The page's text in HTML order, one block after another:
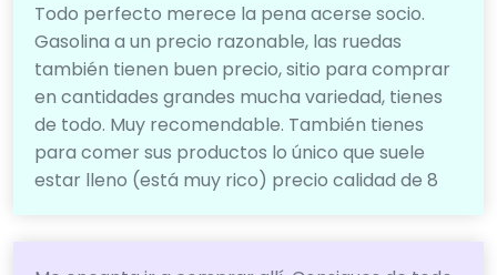
Todo perfecto merece la pena acerse socio.
Gasolina a un precio razonable, las ruedas
también tienen buen precio, sitio para comprar
en cantidades grandes mucha variedad, tienes
de todo. Muy recomendable. También tienes
para comer sus productos lo único que suele
estar lleno (está muy rico) precio calidad de 8